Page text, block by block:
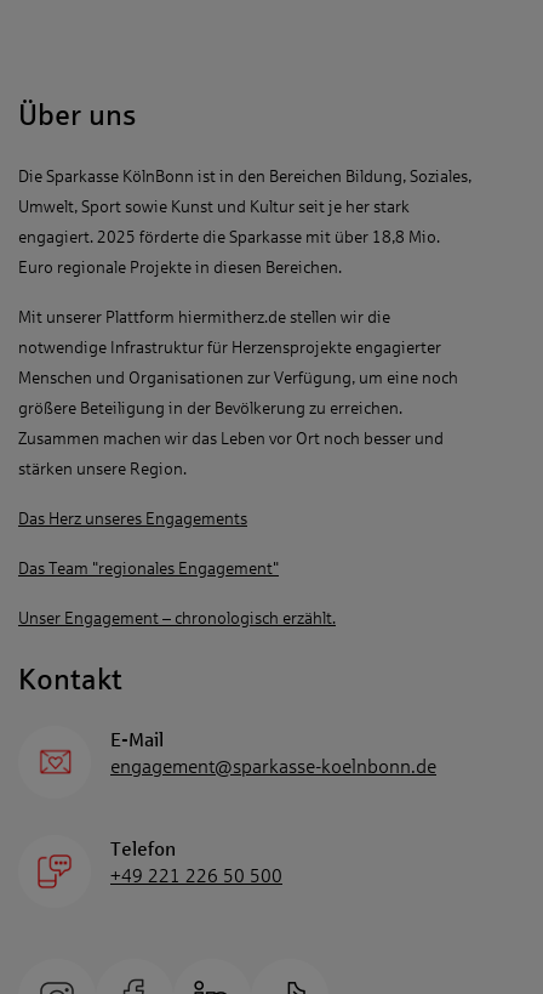
Über uns
Die Sparkasse KölnBonn ist in den Bereichen Bildung, Soziales,
Umwelt, Sport sowie Kunst und Kultur seit je her stark
engagiert. 2025 förderte die Sparkasse mit über 18,8 Mio.
Euro regionale Projekte in diesen Bereichen.
Mit unserer Plattform hiermitherz.de stellen wir die
notwendige Infrastruktur für Herzensprojekte engagierter
Menschen und Organisationen zur Verfügung, um eine noch
größere Beteiligung in der Bevölkerung zu erreichen.
Zusammen machen wir das Leben vor Ort noch besser und
stärken unsere Region.
Das Herz unseres Engagements
Das Team "regionales Engagement"
Unser Engagement – chronologisch erzählt.
Kontakt
E-Mail
engagement@sparkasse-koelnbonn.de
Telefon
+49 221 226 50 500